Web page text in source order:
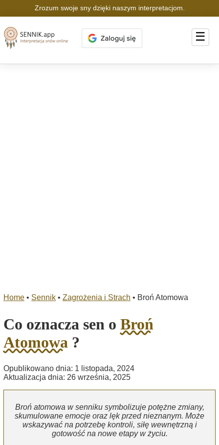
Zrozum swoje sny dzięki naszym interpretacjom.
☰
Home • Sennik • Zagrożenia i Strach • Broń Atomowa
Co oznacza sen o Broń
Atomowa ?
Opublikowano dnia: 1 listopada, 2024
Aktualizacja dnia: 26 września, 2025
Broń atomowa w senniku symbolizuje potężne zmiany,
skumulowane emocje oraz lęk przed nieznanym. Może
wskazywać na potrzebę kontroli, siłę wewnętrzną i
gotowość na nowe etapy w życiu.